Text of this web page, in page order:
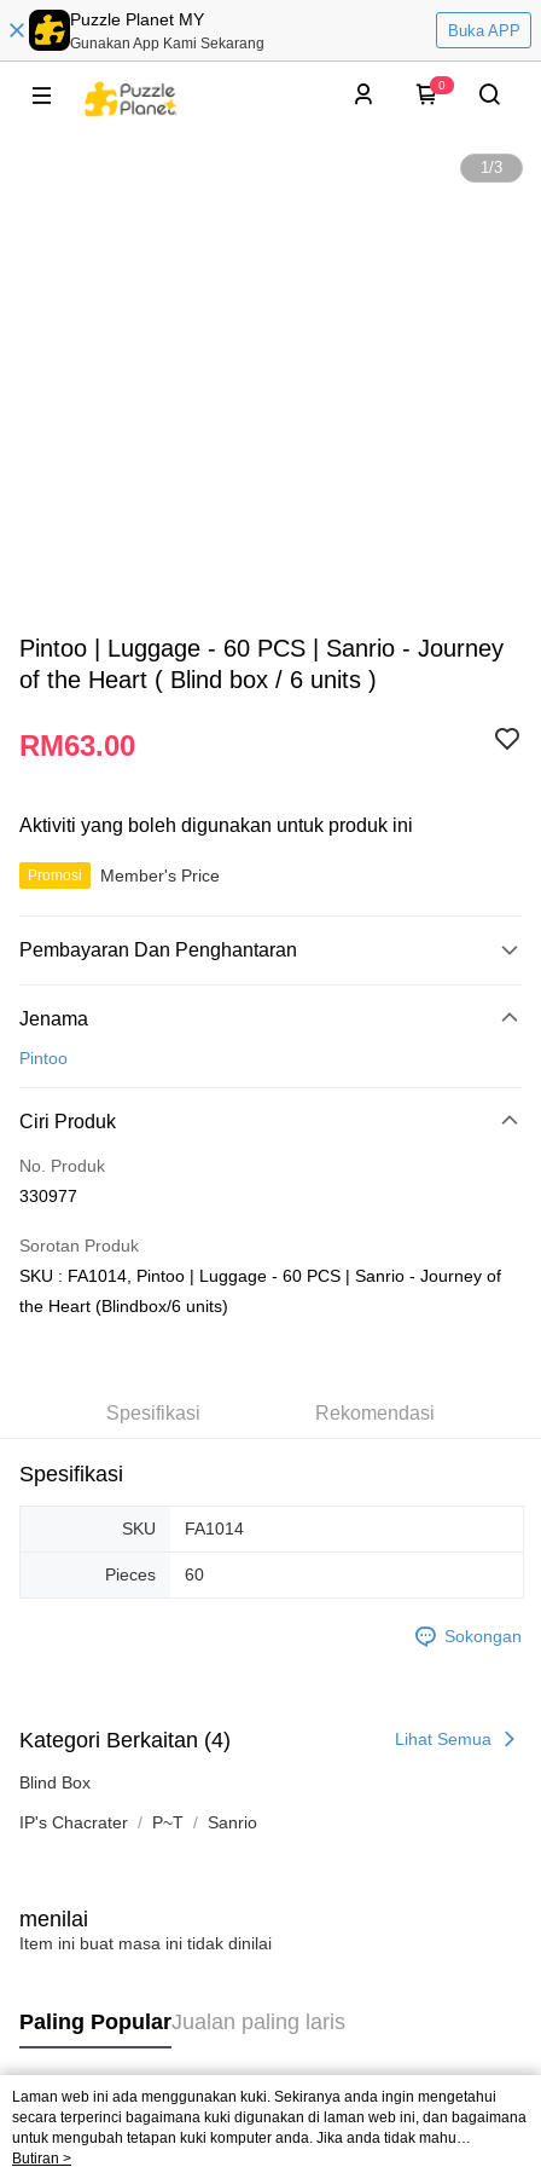
Puzzle Planet MY
Gunakan App Kami Sekarang
Buka APP
0
1/3
Pintoo | Luggage - 60 PCS | Sanrio - Journey
of the Heart ( Blind box / 6 units )
RM63.00
Aktiviti yang boleh digunakan untuk produk ini
Promosi Member's Price
Pembayaran Dan Penghantaran
Kad Kredit
Hanya menyokong Maybank, CIMB Bank, Public Bank, RHB Bank, Hong
Boost
GrabPay
Kedai pickup
Jenama
Pintoo
Ciri Produk
No. Produk
330977
Sorotan Produk
SKU : FA1014, Pintoo | Luggage - 60 PCS | Sanrio - Journey of
the Heart (Blindbox/6 units)
Spesifikasi Rekomendasi
Spesifikasi
SKU FA1014
Pieces 60
Sokongan
Kategori Berkaitan (4) Lihat Semua
Blind Box
IP's Chacrater P~T Sanrio
menilai
Item ini buat masa ini tidak dinilai
Paling PopularJualan paling laris
Tag Popular
Laman web ini ada menggunakan kuki. Sekiranya anda ingin mengetahui
secara terperinci bagaimana kuki digunakan di laman web ini, dan bagaimana
untuk mengubah tetapan kuki komputer anda. Jika anda tidak mahu
menggunakan kuki di komputer anda, sila rujuk penerangan mengenai kuki.
Butiran >